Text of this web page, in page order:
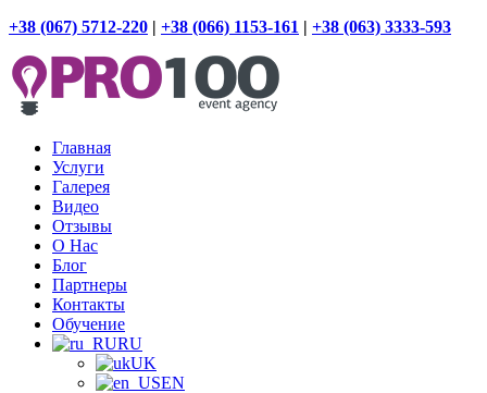
+38 (067) 5712-220 | +38 (066) 1153-161 | +38 (063) 3333-593
Главная
Услуги
Галерея
Видео
Отзывы
О Нас
Блог
Партнеры
Контакты
Обучение
RU
UK
EN